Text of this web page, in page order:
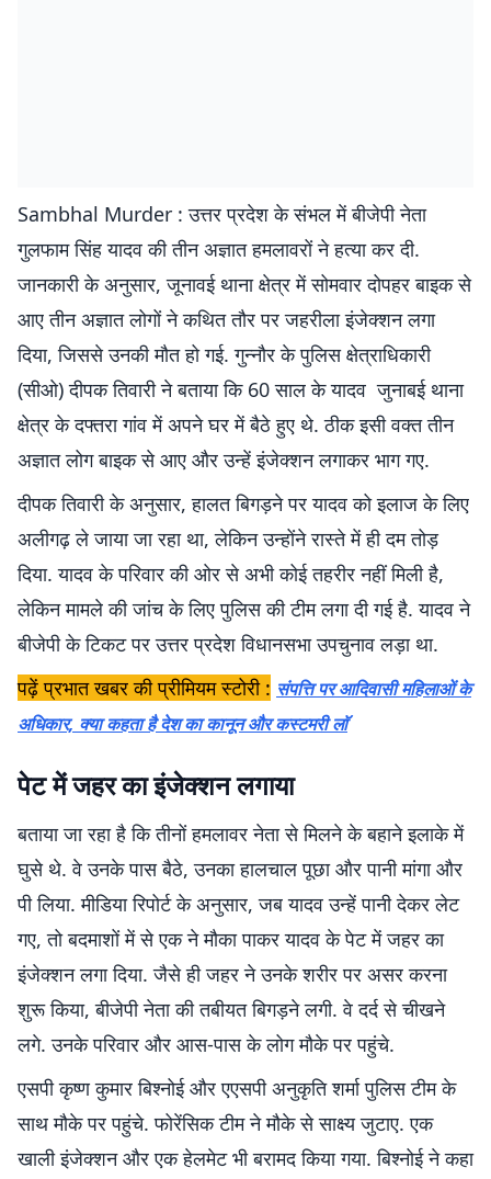
Sambhal Murder : उत्तर प्रदेश के संभल में बीजेपी नेता
गुलफाम सिंह यादव की तीन अज्ञात हमलावरों ने हत्या कर दी.
जानकारी के अनुसार, जूनावई थाना क्षेत्र में सोमवार दोपहर बाइक से
आए तीन अज्ञात लोगों ने कथित तौर पर जहरीला इंजेक्शन लगा
दिया, जिससे उनकी मौत हो गई. गुन्नौर के पुलिस क्षेत्राधिकारी
(सीओ) दीपक तिवारी ने बताया कि 60 साल के यादव जुनाबई थाना
क्षेत्र के दफ्तरा गांव में अपने घर में बैठे हुए थे. ठीक इसी वक्त तीन
अज्ञात लोग बाइक से आए और उन्हें इंजेक्शन लगाकर भाग गए.
दीपक तिवारी के अनुसार, हालत बिगड़ने पर यादव को इलाज के लिए
अलीगढ़ ले जाया जा रहा था, लेकिन उन्होंने रास्ते में ही दम तोड़
दिया. यादव के परिवार की ओर से अभी कोई तहरीर नहीं मिली है,
लेकिन मामले की जांच के लिए पुलिस की टीम लगा दी गई है. यादव ने
बीजेपी के टिकट पर उत्तर प्रदेश विधानसभा उपचुनाव लड़ा था.
पढ़ें प्रभात खबर की प्रीमियम स्टोरी : संपत्ति पर आदिवासी महिलाओं के
अधिकार, क्या कहता है देश का कानून और कस्टमरी लाॅ
पेट में जहर का इंजेक्शन लगाया
बताया जा रहा है कि तीनों हमलावर नेता से मिलने के बहाने इलाके में
घुसे थे. वे उनके पास बैठे, उनका हालचाल पूछा और पानी मांगा और
पी लिया. मीडिया रिपोर्ट के अनुसार, जब यादव उन्हें पानी देकर लेट
गए, तो बदमाशों में से एक ने मौका पाकर यादव के पेट में जहर का
इंजेक्शन लगा दिया. जैसे ही जहर ने उनके शरीर पर असर करना
शुरू किया, बीजेपी नेता की तबीयत बिगड़ने लगी. वे दर्द से चीखने
लगे. उनके परिवार और आस-पास के लोग मौके पर पहुंचे.
एसपी कृष्ण कुमार बिश्नोई और एएसपी अनुकृति शर्मा पुलिस टीम के
साथ मौके पर पहुंचे. फोरेंसिक टीम ने मौके से साक्ष्य जुटाए. एक
खाली इंजेक्शन और एक हेलमेट भी बरामद किया गया. बिश्नोई ने कहा